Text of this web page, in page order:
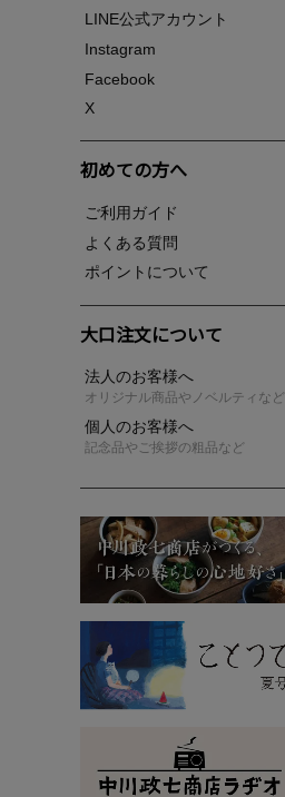
LINE公式アカウント
Instagram
Facebook
X
初めての方へ
ご利用ガイド
よくある質問
ポイントについて
大口注文について
法人のお客様へ
オリジナル商品やノベルティなど
個人のお客様へ
記念品やご挨拶の粗品など